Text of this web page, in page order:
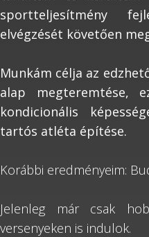
sportteljesítmény
elvégzését követően
Munkám célja az
alap megteremtése,
kondicionális
tartós atléta építése.
Korábbi eredményeim:
Jelenleg már csak
versenyeken is indulok.